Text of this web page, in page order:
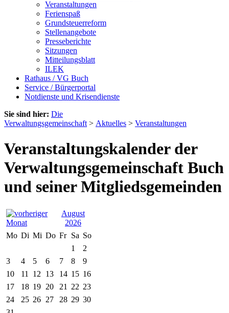
Veranstaltungen
Ferienspaß
Grundsteuerreform
Stellenangebote
Presseberichte
Sitzungen
Mitteilungsblatt
ILEK
Rathaus / VG Buch
Service / Bürgerportal
Notdienste und Krisendienste
Sie sind hier: Die
Verwaltungsgemeinschaft > Aktuelles > Veranstaltungen
Veranstaltungskalender der
Verwaltungsgemeinschaft Buch
und seiner Mitgliedsgemeinden
August
2026
Mo Di Mi Do Fr Sa So
1
2
3
4 5 6 7 8
9
10
11 12 13 14 15 16
17
18 19 20 21 22 23
24
25 26 27 28 29 30